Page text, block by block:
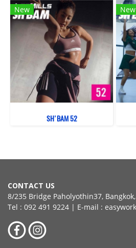
New
SH'BAM 52
New
CONTACT US
8/235 Bridge Paholyothin37,
Tel : 092 491 9224 | E-mail :